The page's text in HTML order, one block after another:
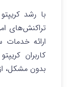
با رشد
ارائه خدمات
کاربران
بدون مشکل،